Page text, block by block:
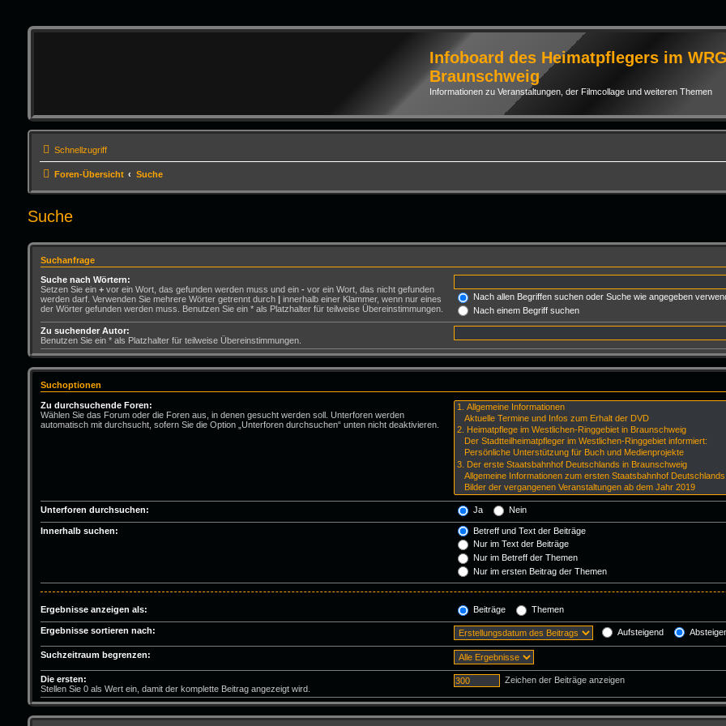
Infoboard des Heimatpflegers im
Braunschweig
Informationen zu Veranstaltungen, der Filmcollage und weiteren Themen
Schnellzugriff
Foren-Übersicht Suche
Suche
Suchanfrage
Suche nach Wörtern:
Setzen Sie ein +vor ein Wort, das gefunden werden muss und ein -vor ein Wort, das nicht gefunden
werden darf. Verwenden Sie mehrere Wörter getrennt durch |innerhalb einer Klammer, wenn nur eines
der Wörter gefunden werden muss. Benutzen Sie ein * als Platzhalter für teilweise Übereinstimmungen.
Nach allen Begriffen suchen oder Suche wie angegeben
Nach einem Begriff suchen
Zu suchender Autor:
Benutzen Sie ein * als Platzhalter für teilweise Übereinstimmungen.
Suchoptionen
Zu durchsuchende Foren:
Wählen Sie das Forum oder die Foren aus, in denen gesucht werden soll. Unterforen werden
automatisch mit durchsucht, sofern Sie die Option „Unterforen durchsuchen“ unten nicht deaktivieren.
Unterforen durchsuchen: Ja Nein
Innerhalb suchen:
Betreff und Text der Beiträge
Nur im Text der Beiträge
Nur im Betreff der Themen
Nur im ersten Beitrag der Themen
Ergebnisse anzeigen als: Beiträge Themen
Ergebnisse sortieren nach: Aufsteigend
Suchzeitraum begrenzen:
Die ersten:
Stellen Sie 0 als Wert ein, damit der komplette Beitrag angezeigt wird.
Zeichen der Beiträge anzeigen